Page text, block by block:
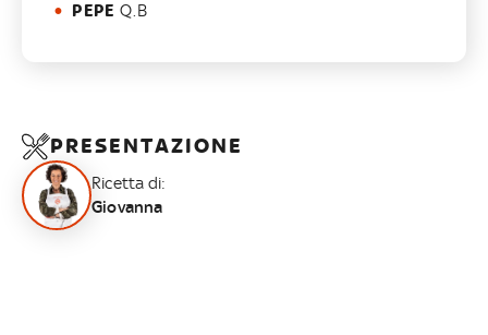
PEPE Q.B
PRESENTAZIONE
Ricetta di:
Giovanna